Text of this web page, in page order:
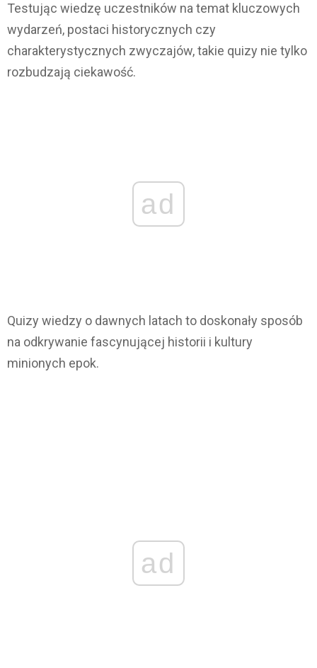
Testując wiedzę uczestników na temat kluczowych
wydarzeń, postaci historycznych czy
charakterystycznych zwyczajów, takie quizy nie tylko
rozbudzają ciekawość.
ad
Quizy wiedzy o dawnych latach to doskonały sposób
na odkrywanie fascynującej historii i kultury
minionych epok.
ad